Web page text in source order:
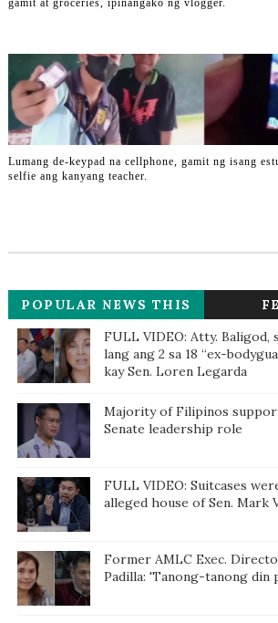
gamit at groceries, ipinangako ng vlogger.
Lumang de-keypad na cellphone, gamit ng isang
selfie ang kanyang teacher.
POPULAR NEWS THIS
WEEKFULL VIDEO: Atty. Baligod,
lang ang 2 sa 18 “ex-
kay Sen. Loren Legarda
Majority of Filipinos support
Senate leadership role
FULL VIDEO: Suitcases
alleged house of Sen. Mark
Former AMLC Exec.
Padilla: 'Tanong-tanong din